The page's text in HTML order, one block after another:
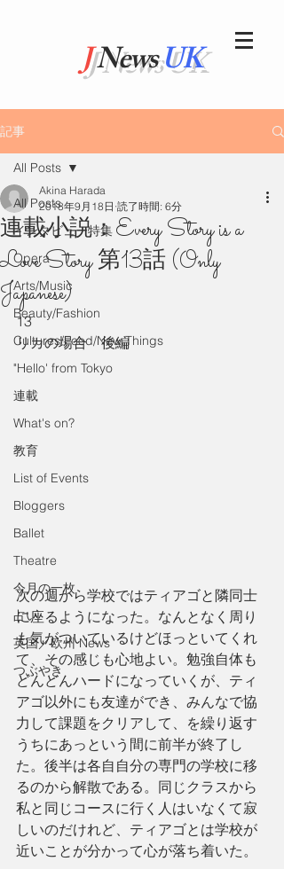
JNewsUK
記事
All Posts
インタビュー特集
Opera
Arts/Music
Beauty/Fashion
Cultures/Food/New Things
"Hello' from Tokyo
連載
What's on?
教育
List of Events
Bloggers
Ballet
Theatre
今月の一枚
占い
英国／欧州 News
つぶやき
All Posts
連載小説：Every Story is a
Love Story 第13話 (Only
Japanese)
Akina Harada
2018年9月18日 読了時間: 6分
13
リカの場合　後編
次の週から学校ではティアゴと隣同士
に座るようになった。なんとなく周り
も気がついているけどほっといてくれ
て、その感じも心地よい。勉強自体も
どんどんハードになっていくが、ティ
アゴ以外にも友達ができ、みんなで協
力して課題をクリアして、を繰り返す
うちにあっという間に前半が終了し
た。後半は各自自分の専門の学校に移
るのから解散である。同じクラスから
私と同じコースに行く人はいなくて寂
しいのだけれど、ティアゴとは学校が
近いことが分かって心が落ち着いた。